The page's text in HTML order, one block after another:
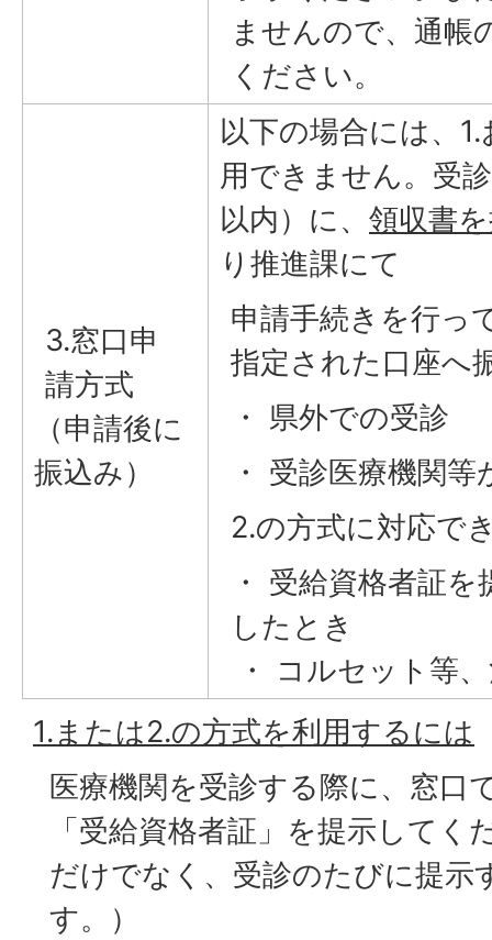
ませんので、通帳
ください。
3.窓口申
請方式
（申請後に
振込み）
以下の場合には、
用できません。受
以内）に、 領収書
り推進課にて
申請手続きを行っ
指定された口座へ
・ 県外での受診
・ 受診医療機関等
2.の方式に対応で
・ 受給資格者証
したとき
・ コルセット等
1.または2.の方式を利用するには
医療機関を受診する際に、窓口
「受給資格者証」を提示してく
だけでなく、受診のたびに提示
す。）